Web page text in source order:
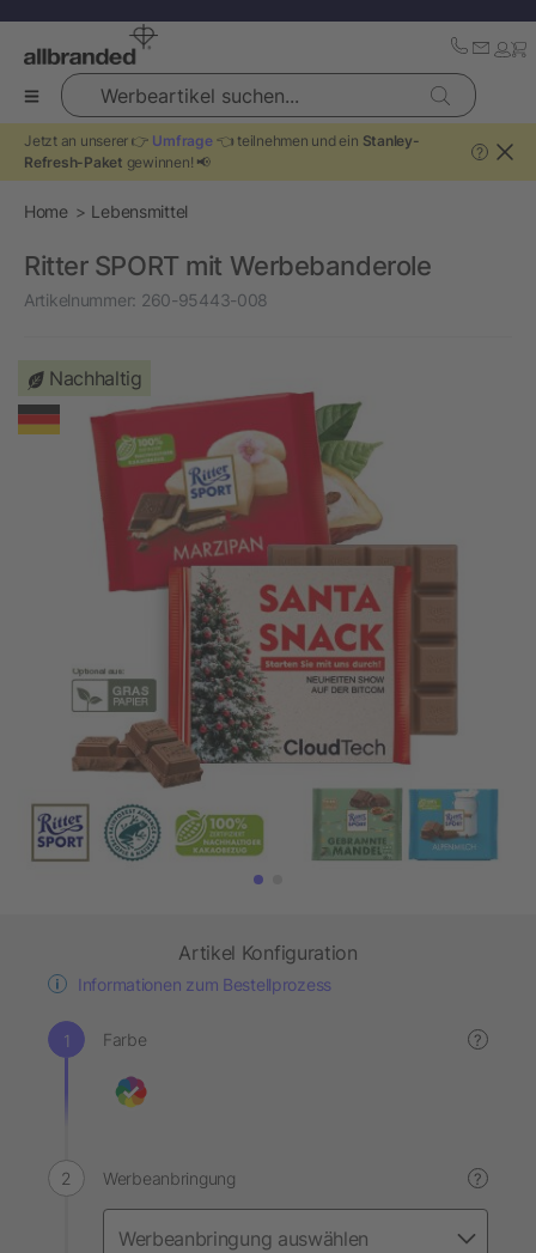
Werbeartikel suchen...
Jetzt an unserer 👉 Umfrage👈 teilnehmen und ein Stanley-
Refresh-Paket gewinnen! 📢
?
Home Lebensmittel
Ritter SPORT mit Werbebanderole
Artikelnummer: 260-95443-008
Nachhaltig
Artikel Konfiguration
Informationen zum Bestellprozess
Farbe ?
Werbeanbringung ?